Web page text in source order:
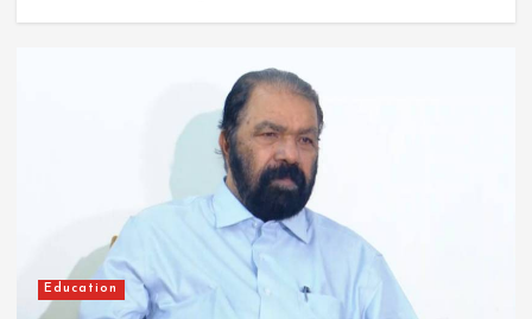
Education